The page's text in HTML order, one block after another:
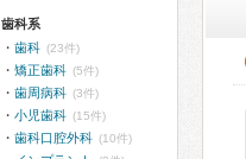
歯科系
歯科 (23件)
矯正歯科 (5件)
歯周病科 (3件)
小児歯科 (15件)
歯科口腔外科 (10件)